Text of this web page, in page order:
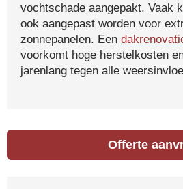
vochtschade aangepakt. Vaak
ook aangepast worden voor
zonnepanelen. Een
voorkomt hoge herstelkosten
jarenlang tegen alle
Offerte